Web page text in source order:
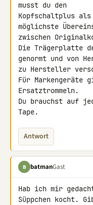
musst du den
Kopfschaltplus als
möglichste
zwischen
Die Trägerplatte
genormt und von
zu Hersteller
Für Markengeräte
Ersatztrommeln.
Du brauchst auf
Tape.
Antwort
B batmanGast
Hab ich mir
Süppchen kocht.